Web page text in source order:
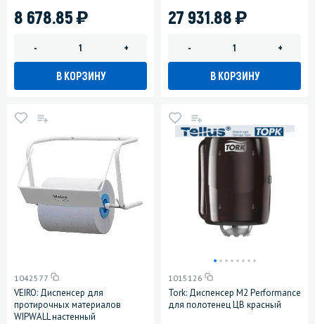
8 678.85)
- +
В КОРЗИНУ
27 931.88)
- +
В КОРЗИНУ
1042577
VEIRO: Диспенсер для
протирочных материалов
WIPWALL настенный
1015126
Tork: Диспенсер М2 Performance
для полотенец ЦВ красный